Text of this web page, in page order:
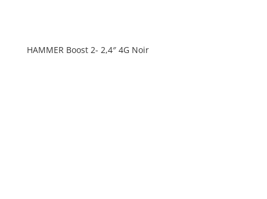
HAMMER Boost 2- 2,4″ 4G Noir